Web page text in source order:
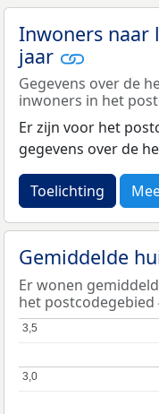
Inwoners naar
jaar
Gegevens over de
inwoners in het
Er zijn voor het
gegevens over de
Toelichting
Gemiddelde
Er wonen
het postcodegebied
3,0
3,0
3,5
3,5